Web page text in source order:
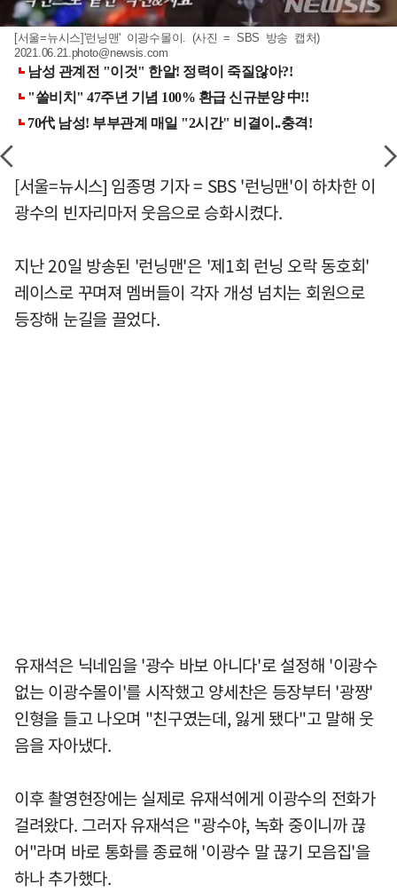
[서울=뉴시스]'런닝맨' 이광수몰이. (사진 = SBS 방송 캡처)
2021.06.21.photo@newsis.com
[서울=뉴시스] 임종명 기자 = SBS '런닝맨'이 하차한 이
광수의 빈자리마저 웃음으로 승화시켰다.
지난 20일 방송된 '런닝맨'은 '제1회 런닝 오락 동호회'
레이스로 꾸며져 멤버들이 각자 개성 넘치는 회원으로
등장해 눈길을 끌었다.
유재석은 닉네임을 '광수 바보 아니다'로 설정해 '이광수
없는 이광수몰이'를 시작했고 양세찬은 등장부터 '광짱'
인형을 들고 나오며 "친구였는데, 잃게 됐다"고 말해 웃
음을 자아냈다.
이후 촬영현장에는 실제로 유재석에게 이광수의 전화가
걸려왔다. 그러자 유재석은 "광수야, 녹화 중이니까 끊
어"라며 바로 통화를 종료해 '이광수 말 끊기 모음집'을
하나 추가했다.